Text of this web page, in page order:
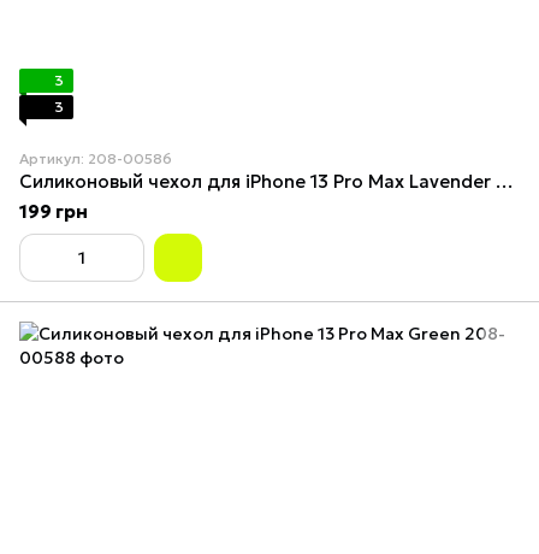
3
3
Артикул: 208-00586
Силиконовый чехол для iPhone 13 Pro Max Lavender Grey
199 грн